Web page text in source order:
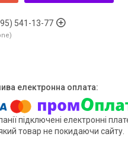
541-13-77
підключені електронні
товар не покидаючи сайту.